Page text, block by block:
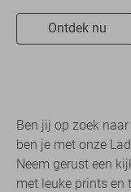
Ontdek nu
Ben jij op zoek
ben je met onze
Neem gerust een
met leuke prints en